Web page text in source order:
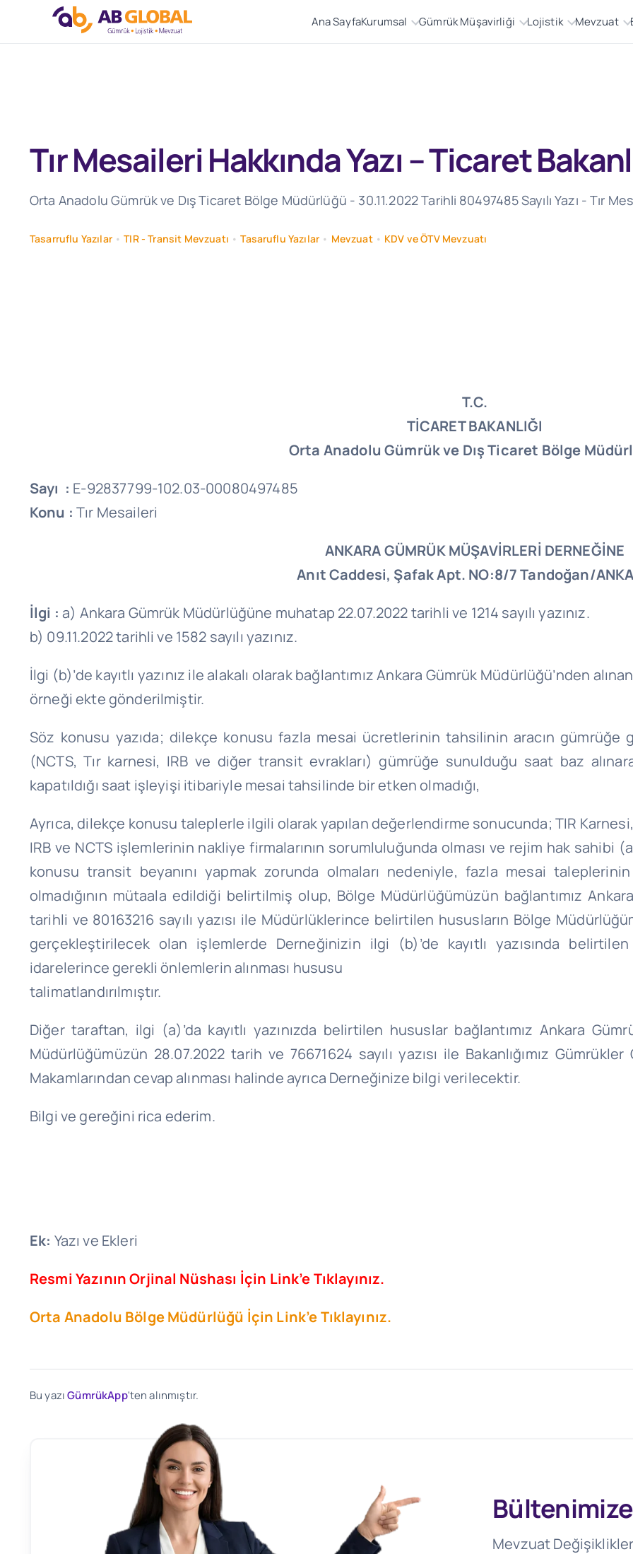
Ana SayfaKurumsal Gümrük Müşavirliği Lojistik Mevzuat
Tır Mesaileri Hakkında Yazı – Ticaret
Orta Anadolu Gümrük ve Dış Ticaret Bölge Müdürlüğü - 30.11.2022 Tarihli 80497485 Sayılı Yazı - Tır
Tasarruflu Yazılar•TIR - Transit Mevzuatı •Tasaruflu Yazılar • Mevzuat• KDV ve ÖTV Mevzuatı
T.C.
TİCARET BAKANLIĞI
Orta Anadolu Gümrük ve Dış Ticaret Bölge
Sayı : E-92837799-102.03-00080497485
Konu : Tır Mesaileri
ANKARA GÜMRÜK MÜŞAVİRLERİ DERNEĞİNE
Anıt Caddesi, Şafak Apt. NO:8/7 Tandoğan/
İlgi : a) Ankara Gümrük Müdürlüğüne muhatap 22.07.2022 tarihli ve 1214 sayılı yazınız.
b) 09.11.2022 tarihli ve 1582 sayılı yazınız.
İlgi (b)’de kayıtlı yazınız ile alakalı olarak bağlantımız Ankara Gümrük Müdürlüğü’nden alınan
örneği ekte gönderilmiştir.
Söz konusu yazıda; dilekçe konusu fazla mesai ücretlerinin tahsilinin aracın gümrüğe
(NCTS, Tır karnesi, IRB ve diğer transit evrakları) gümrüğe sunulduğu saat baz
kapatıldığı saat işleyişi itibariyle mesai tahsilinde bir etken olmadığı,
Ayrıca, dilekçe konusu taleplerle ilgili olarak yapılan değerlendirme sonucunda; TIR Karnesi,
IRB ve NCTS işlemlerinin nakliye firmalarının sorumluluğunda olması ve rejim hak sahibi
konusu transit beyanını yapmak zorunda olmaları nedeniyle, fazla mesai
olmadığının mütaala edildiği belirtilmiş olup, Bölge Müdürlüğümüzün bağlantımız
tarihli ve 80163216 sayılı yazısı ile Müdürlüklerince belirtilen hususların Bölge
gerçekleştirilecek olan işlemlerde Derneğinizin ilgi (b)’de kayıtlı yazısında
idarelerince gerekli önlemlerin alınması hususu
talimatlandırılmıştır.
Diğer taraftan, ilgi (a)’da kayıtlı yazınızda belirtilen hususlar bağlantımız Ankara
Müdürlüğümüzün 28.07.2022 tarih ve 76671624 sayılı yazısı ile Bakanlığımız
Makamlarından cevap alınması halinde ayrıca Derneğinize bilgi verilecektir.
Bilgi ve gereğini rica ederim.
Ek: Yazı ve Ekleri
Resmi Yazının Orjinal Nüshası İçin Link’e Tıklayınız.
Orta Anadolu Bölge Müdürlüğü İçin Link’e Tıklayınız.
Bu yazıGümrükApp'ten alınmıştır.
Mevzuat